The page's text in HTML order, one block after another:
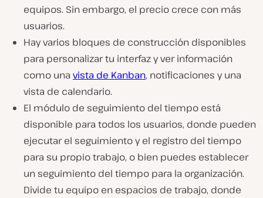
equipos. Sin embargo, el precio crece con más
usuarios.
Hay varios bloques de construcción disponibles
para personalizar tu interfaz y ver información
como una vista de Kanban, notificaciones y una
vista de calendario.
El módulo de seguimiento del tiempo está
disponible para todos los usuarios, donde pueden
ejecutar el seguimiento y el registro del tiempo
para su propio trabajo, o bien puedes establecer
un seguimiento del tiempo para la organización.
Divide tu equipo en espacios de trabajo, donde